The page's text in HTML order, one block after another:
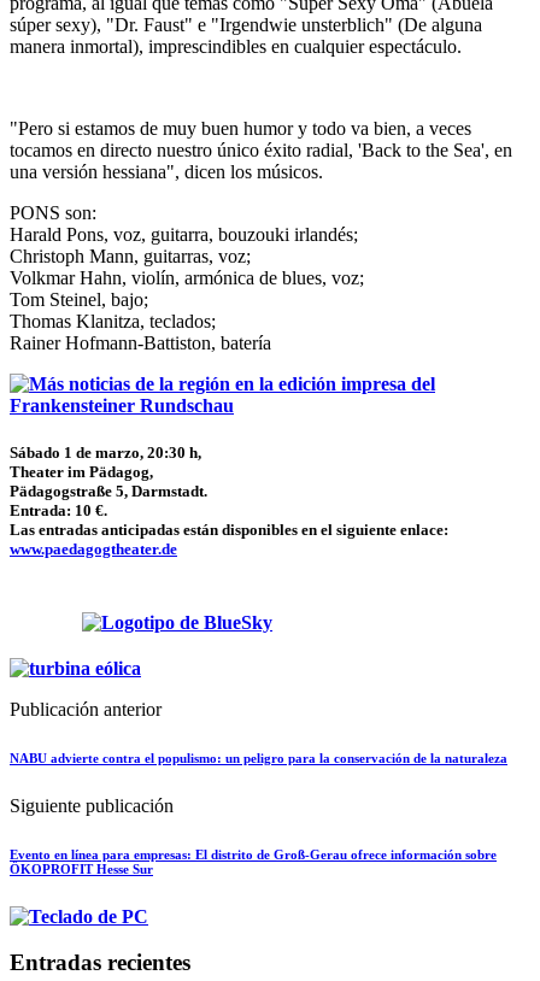
súper sexy), "Dr. Faust" e "Irgendwie unsterblich" (De alguna
manera inmortal), imprescindibles en cualquier espectáculo.
"Pero si estamos de muy buen humor y todo va bien, a veces
tocamos en directo nuestro único éxito radial, 'Back to the Sea', en
una versión hessiana", dicen los músicos.
PONS son:
Harald Pons, voz, guitarra, bouzouki irlandés;
Christoph Mann, guitarras, voz;
Volkmar Hahn, violín, armónica de blues, voz;
Tom Steinel, bajo;
Thomas Klanitza, teclados;
Rainer Hofmann-Battiston, batería
Sábado 1 de marzo, 20:30 h,
Theater im Pädagog,
Pädagogstraße 5, Darmstadt.
Entrada: 10 €.
Las entradas anticipadas están disponibles en el siguiente enlace:
www.paedagogtheater.de
Publicación anterior
NABU advierte contra el populismo: un peligro para la conservación de la naturaleza
Siguiente publicación
Evento en línea para empresas: El distrito de Groß-Gerau ofrece información sobre
ÖKOPROFIT Hesse Sur
Entradas recientes